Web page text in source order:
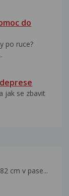
do
po ruce?
jak se zbavit
cm v pase...